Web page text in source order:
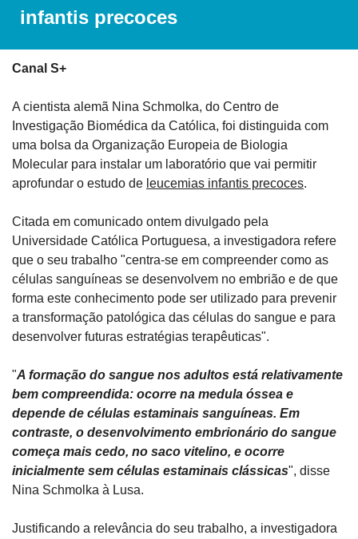
infantis precoces
Canal S+
A cientista alemã Nina Schmolka, do Centro de
Investigação Biomédica da Católica, foi distinguida com
uma bolsa da Organização Europeia de Biologia
Molecular para instalar um laboratório que vai permitir
aprofundar o estudo de leucemias infantis precoces.
Citada em comunicado ontem divulgado pela
Universidade Católica Portuguesa, a investigadora refere
que o seu trabalho "centra-se em compreender como as
células sanguíneas se desenvolvem no embrião e de que
forma este conhecimento pode ser utilizado para prevenir
a transformação patológica das células do sangue e para
desenvolver futuras estratégias terapêuticas".
"A formação do sangue nos adultos está relativamente
bem compreendida: ocorre na medula óssea e
depende de células estaminais sanguíneas. Em
contraste, o desenvolvimento embrionário do sangue
começa mais cedo, no saco vitelino, e ocorre
inicialmente sem células estaminais clássicas", disse
Nina Schmolka à Lusa.
Justificando a relevância do seu trabalho, a investigadora